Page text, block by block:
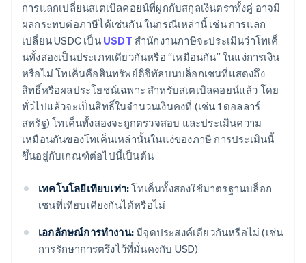
การแลกเปลี่ยนสเตเบิลคอยน์ที่ผูกกับสกุลเงินตราทั้งคู่ อาจมี
ผลกระทบต่อภาษีได้เช่นกัน ในกรณีเหล่านี้ เช่น การแลก
เปลี่ยน USDC เป็น USDT สำนักงานภาษีจะประเมินว่าโทเค็
นทั้งสองเป็นประเภทเดียวกันหรือ “เหมือนกัน” ในแง่การเงิน
หรือไม่ โทเค็นคือสินทรัพย์ดิจิทัลบนบล็อกเชนที่แสดงถึง
สิทธิ์หรือผลประโยชน์เฉพาะ สำหรับสเตเบิลคอยน์แล้ว โดย
ทั่วไปแล้วจะเป็นสิทธิ์ในจำนวนเงินคงที่ (เช่น 1 ดอลลาร์
สหรัฐ) โทเค็นทั้งสองจะถูกตรวจสอบ และประเมินความ
เหมือนกันของโทเค็นเหล่านั้นในแง่ของภาษี การประเมินนี้
ขึ้นอยู่กับเกณฑ์ต่อไปนี้เป็นต้น
เทคโนโลยีเทียบเท่า:โทเค็นทั้งสองใช้มาตรฐานบล็อก
เชนที่เทียบเคียงกันได้หรือไม่
เอกลักษณ์การทำงาน: มีจุดประสงค์เดียวกันหรือไม่ (เช่น
การรักษาการตรึงไว้ที่มั่นคงกับ USD)